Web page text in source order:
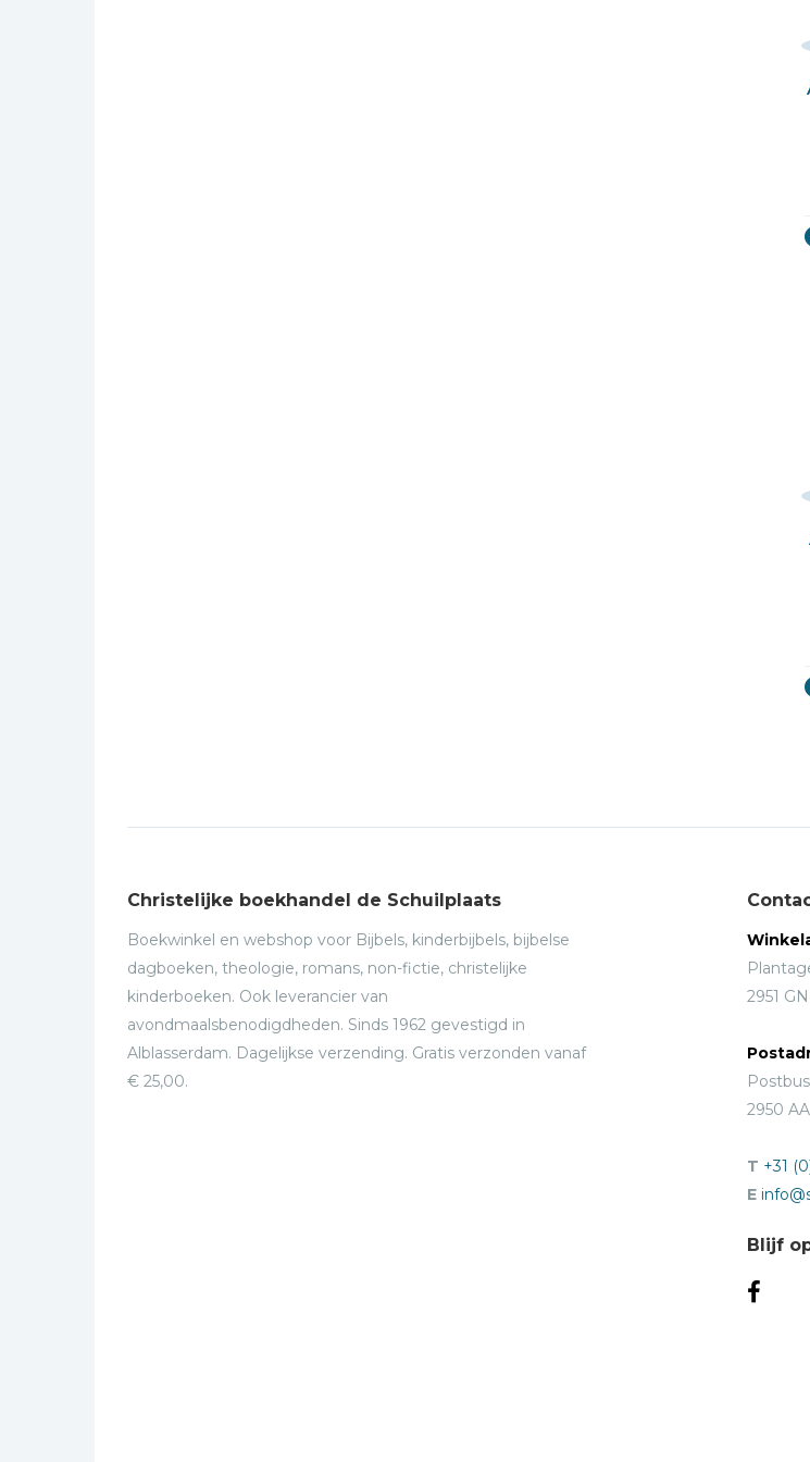
Christelijke boekhandel de Schuilplaats
Boekwinkel en webshop voor Bijbels, kinderbijbels, bijbelse
dagboeken, theologie, romans, non-fictie, christelijke
kinderboeken. Ook leverancier van
avondmaalsbenodigdheden. Sinds 1962 gevestigd in
Alblasserdam. Dagelijkse verzending. Gratis verzonden vanaf
€ 25,00.
2951
Postbus
2950
T +31
E
Blijf